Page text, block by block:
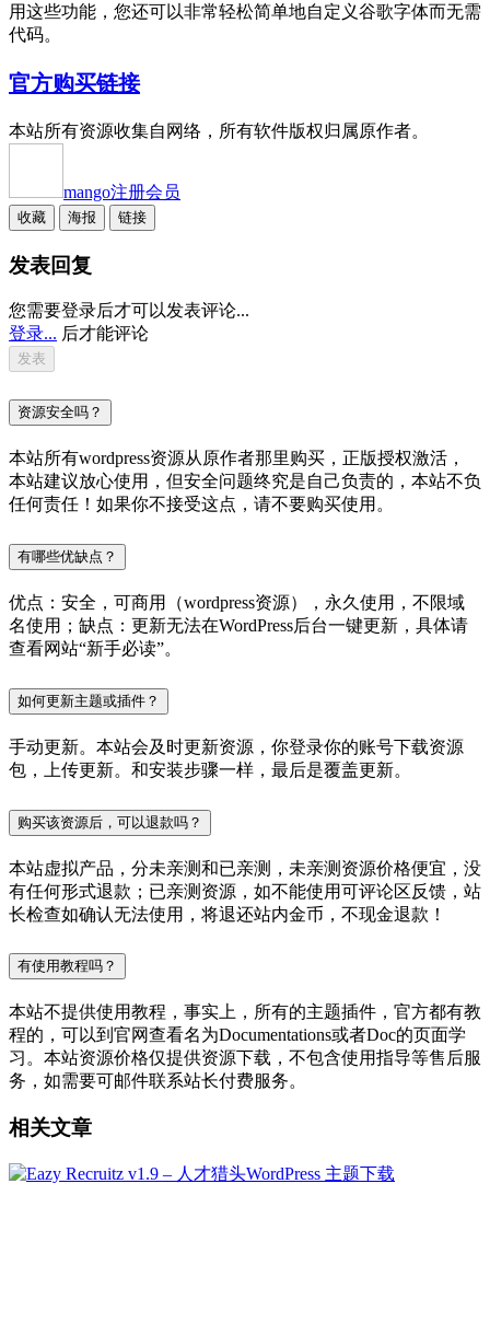
用这些功能，您还可以非常轻松简单地自定义谷歌字体而无需
代码。
官方购买链接
本站所有资源收集自网络，所有软件版权归属原作者。
mango注册会员
收藏 海报 链接
发表回复
您需要登录后才可以发表评论...
登录... 后才能评论
资源安全吗？
本站所有wordpress资源从原作者那里购买，正版授权激活，
本站建议放心使用，但安全问题终究是自己负责的，本站不负
任何责任！如果你不接受这点，请不要购买使用。
有哪些优缺点？
优点：安全，可商用（wordpress资源），永久使用，不限域
名使用；缺点：更新无法在WordPress后台一键更新，具体请
查看网站“新手必读”。
如何更新主题或插件？
手动更新。本站会及时更新资源，你登录你的账号下载资源
包，上传更新。和安装步骤一样，最后是覆盖更新。
购买该资源后，可以退款吗？
本站虚拟产品，分未亲测和已亲测，未亲测资源价格便宜，没
有任何形式退款；已亲测资源，如不能使用可评论区反馈，站
长检查如确认无法使用，将退还站内金币，不现金退款！
有使用教程吗？
本站不提供使用教程，事实上，所有的主题插件，官方都有教
程的，可以到官网查看名为Documentations或者Doc的页面学
习。本站资源价格仅提供资源下载，不包含使用指导等售后服
务，如需要可邮件联系站长付费服务。
相关文章